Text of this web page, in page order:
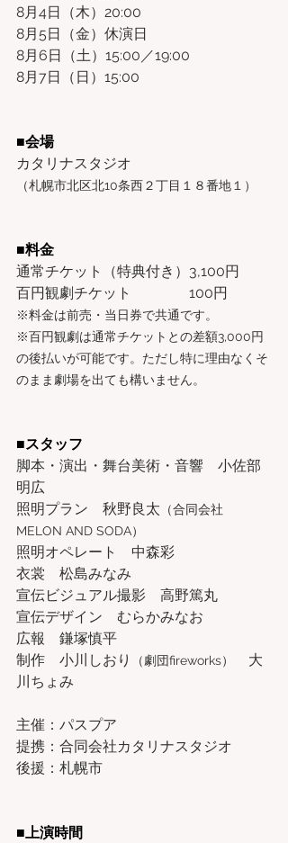
8月4日（木）20:00
8月5日（金）休演日
8月6日（土）15:00／19:00
8月7日（日）15:00
■会場
カタリナスタジオ
（札幌市北区北10条西２丁目１８番地１）
■料金
通常チケット（特典付き）3,100円
百円観劇チケット　　　　100円
※料金は前売・当日券で共通です。
※百円観劇は通常チケットとの差額3,000円
の後払いが可能です。ただし特に理由なくそ
のまま劇場を出ても構いません。
■スタッフ
脚本・演出・舞台美術・音響　小佐部
明広
照明プラン　秋野良太 （合同会社
MELON AND SODA）
照明オペレート　中森彩
衣裳　松島みなみ
宣伝ビジュアル撮影　高野篤丸
宣伝デザイン　むらかみなお
広報　鎌塚慎平
制作　小川しおり
（劇団fireworks）
大
川ちょみ
主催：パスプア
提携：合同会社カタリナスタジオ
後援：札幌市
■上演時間